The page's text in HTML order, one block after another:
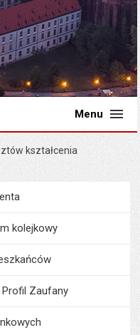
Menu
kształcenia
Poradnik Klienta
kolejkowy
Zaufany